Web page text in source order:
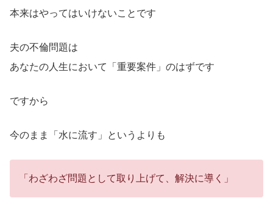
本来はやってはいけないことです
夫の不倫問題は
あなたの人生において「重要案件」のはずです
ですから
今のまま「水に流す」というよりも
「わざわざ問題として取り上げて、解決に導く」